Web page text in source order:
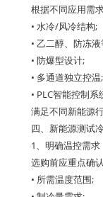
根据不同应用需求
• 水冷/风冷结构;
• 乙二醇、防冻液
• 防爆型设计;
• 多通道独立控温;
• PLC智能控制系
满足不同新能源行
四、新能源测试冷
1、明确温控需求
选购前应重点确认
• 所需温度范围;